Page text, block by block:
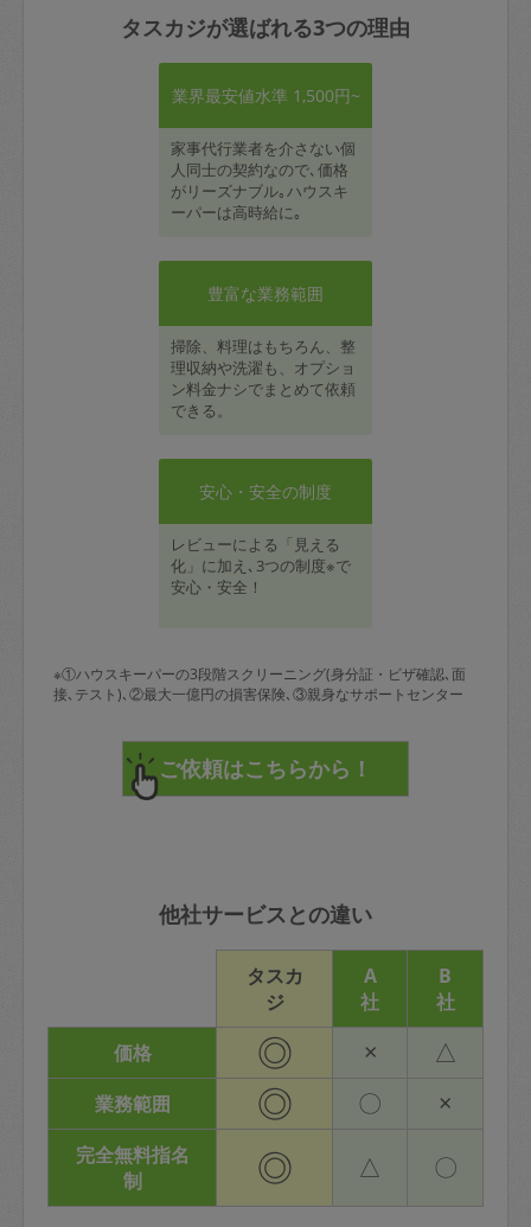
タスカジが選ばれる3つの理由
業界最安値水準 1,500円~
家事代行業者を介さない個
人同士の契約なので､価格
がリーズナブル｡ハウスキ
ーパーは高時給に｡
豊富な業務範囲
掃除、料理はもちろん、整
理収納や洗濯も、オプショ
ン料金ナシでまとめて依頼
できる。
安心・安全の制度
レビューによる「見える
化」に加え､3つの制度※で
安心・安全！
※①ハウスキーパーの3段階スクリーニング(身分証・ビザ確認､面
接､テスト)､②最大一億円の損害保険､③親身なサポートセンター
他社サービスとの違い
タスカ
ジ
A
社
B
社
価格
◎ × △
業務範囲 ◎ 〇 ×
完全無料指名
制
◎ △ 〇